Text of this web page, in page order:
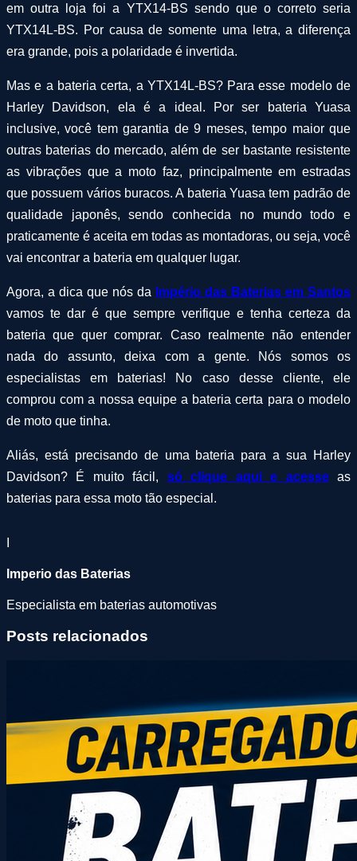
em outra loja foi a YTX14-BS sendo que o correto seria
YTX14L-BS. Por causa de somente uma letra, a diferença
era grande, pois a polaridade é invertida.
Mas e a bateria certa, a YTX14L-BS? Para esse modelo de
Harley Davidson, ela é a ideal. Por ser bateria Yuasa
inclusive, você tem garantia de 9 meses, tempo maior que
outras baterias do mercado, além de ser bastante resistente
as vibrações que a moto faz, principalmente em estradas
que possuem vários buracos. A bateria Yuasa tem padrão de
qualidade japonês, sendo conhecida no mundo todo e
praticamente é aceita em todas as montadoras, ou seja, você
vai encontrar a bateria em qualquer lugar.
Agora, a dica que nós da
Império das Baterias em Santos
vamos te dar é que sempre verifique e tenha certeza da
bateria que quer comprar. Caso realmente não entender
nada do assunto, deixa com a gente. Nós somos os
especialistas em baterias! No caso desse cliente, ele
comprou com a nossa equipe a bateria certa para o modelo
de moto que tinha.
Aliás, está precisando de uma bateria para a sua Harley
Davidson? É muito fácil, só clique aqui e acesseas
baterias para essa moto tão especial.
Imperio das Baterias
Especialista em baterias automotivas
Posts relacionados